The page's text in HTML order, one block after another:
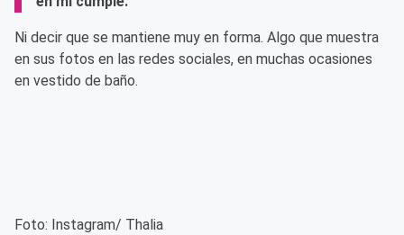
Ni decir que se mantiene muy en forma. Algo que muestra
en sus fotos en las redes sociales, en muchas ocasiones
en vestido de baño.
Foto: Instagram/ Thalia